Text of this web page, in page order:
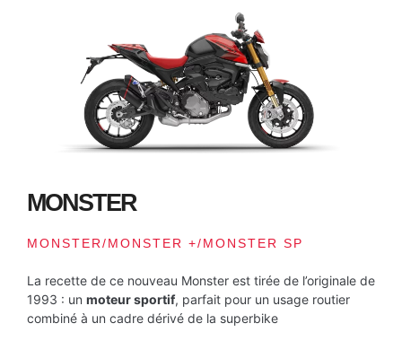
MONSTER
MONSTER/MONSTER +/MONSTER SP
La recette de ce nouveau Monster est tirée de l’originale de
1993 : un moteur sportif, parfait pour un usage routier
combiné à un cadre dérivé de la superbike